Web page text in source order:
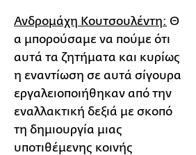
Ανδρομάχη Κουτσουλέντη: Θ
α μπορούσαμε να πούμε ότι
αυτά τα ζητήματα και κυρίως
η εναντίωση σε αυτά σίγουρα
εργαλειοποιήθηκαν από την
εναλλακτική δεξιά με σκοπό
τη δημιουργία μιας
υποτιθέμενης κοινής